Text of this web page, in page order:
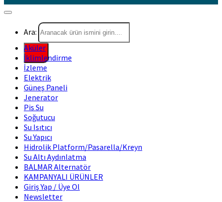
Ara:
Aküler
İklimlendirme
İzleme
Elektrik
Güneş Paneli
Jenerator
Pis Su
Soğutucu
Su Isıtıcı
Su Yapıcı
Hidrolik Platform/Pasarella/Kreyn
Su Altı Aydınlatma
BALMAR Alternatör
KAMPANYALI ÜRÜNLER
Giriş Yap / Üye Ol
Newsletter